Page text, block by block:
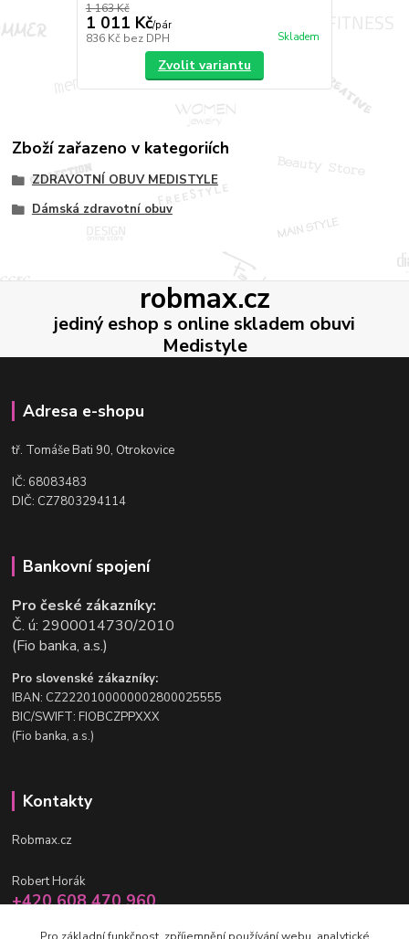
1 163 Kč
1 011 Kč/pár
836 Kč bez DPH Skladem
Zvolit variantu
Zboží zařazeno v kategoriích
ZDRAVOTNÍ OBUV MEDISTYLE
Dámská zdravotní obuv
robmax.cz
jediný eshop s online skladem obuvi
Medistyle
Adresa e-shopu
tř. Tomáše Bati 90, Otrokovice
IČ: 68083483
DIČ: CZ7803294114
Bankovní spojení
Pro české zákazníky:
Č. ú: 2900014730/2010
(Fio banka, a.s.)
Pro slovenské zákazníky:
IBAN: CZ2220100000002800025555
BIC/SWIFT: FIOBCZPPXXX
(Fio banka, a.s.)
Kontakty
Robmax.cz
Robert Horák
+420 608 470 960